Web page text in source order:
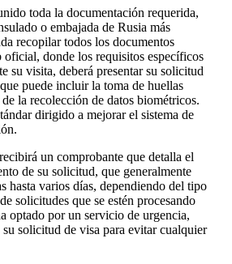
toda la documentación requerida,
o embajada de Rusia más
recopilar todos los documentos
donde los requisitos específicos
su visita, deberá presentar su solicitud
puede incluir la toma de huellas
la recolección de datos biométricos.
dirigido a mejorar el sistema de
un comprobante que detalla el
de su solicitud, que generalmente
hasta varios días, dependiendo del tipo
solicitudes que se estén procesando
optado por un servicio de urgencia,
solicitud de visa para evitar cualquier